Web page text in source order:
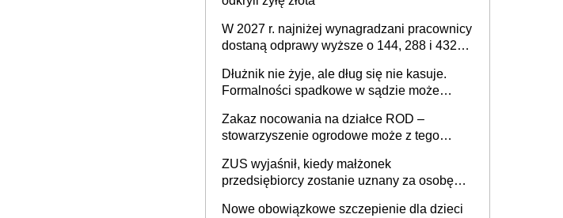
W 2027 r. najniżej wynagradzani pracownicy
dostaną odprawy wyższe o 144, 288 i 432
Dłużnik nie żyje, ale dług się nie kasuje.
Formalności spadkowe w sądzie może
zmarłego
Zakaz nocowania na działce ROD –
stowarzyszenie ogrodowe może z tego
działki (wypowiedzieć dzierżawę)?
ZUS wyjaśnił, kiedy małżonek
przedsiębiorcy zostanie uznany za osobę
Nowe obowiązkowe szczepienie dla dzieci